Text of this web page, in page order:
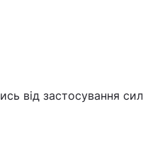
від застосування